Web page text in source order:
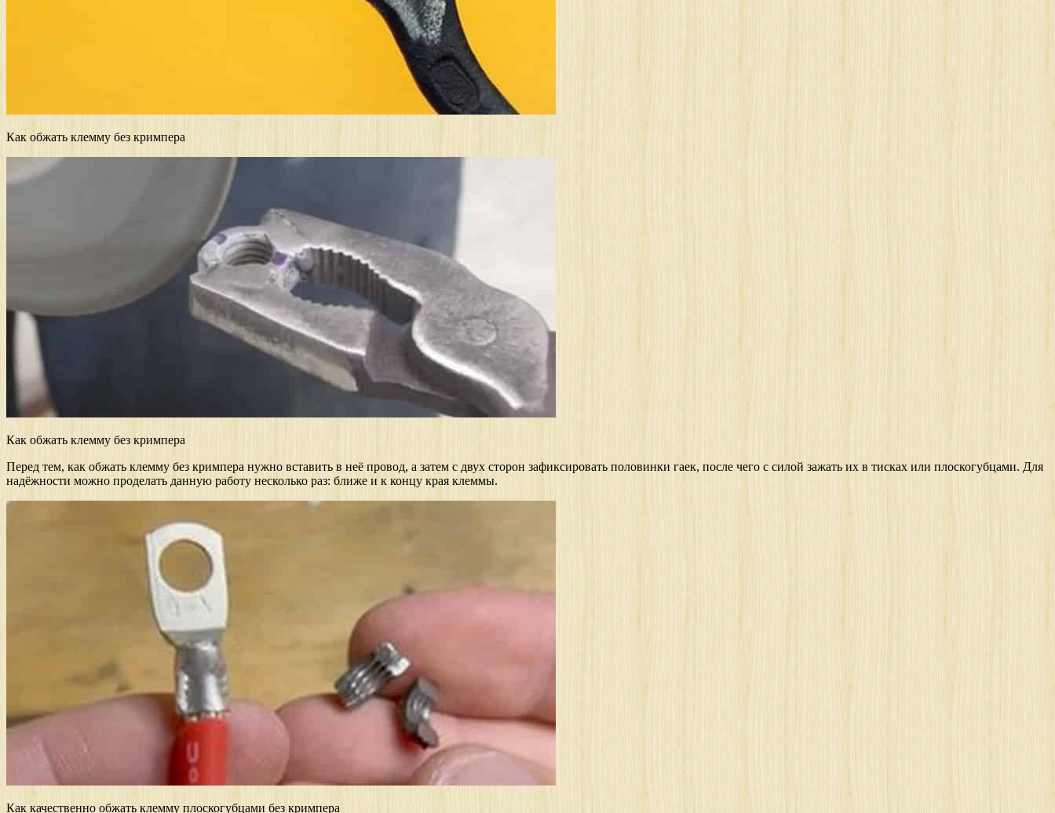
Как обжать клемму без кримпера
Как обжать клемму без кримпера
Перед тем, как обжать клемму без кримпера нужно вставить в неё провод, а затем с двух сторон зафиксировать половинки гаек, после чего с силой зажать их в тисках или плоскогубцами. Для
надёжности можно проделать данную работу несколько раз: ближе и к концу края клеммы.
Как качественно обжать клемму плоскогубцами без кримпера